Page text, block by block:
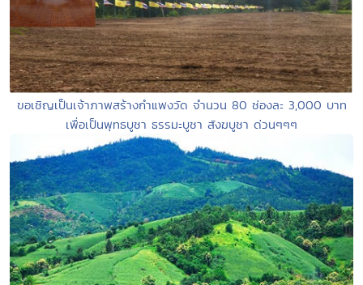
ขอเชิญเป็นเจ้าภาพสร้างกำแพงวัด จำนวน 80 ช่องละ 3,000 บาท
เพื่อเป็นพุทธบูชา ธรรมะบูชา สังฆบูชา ด่วนๆๆๆ